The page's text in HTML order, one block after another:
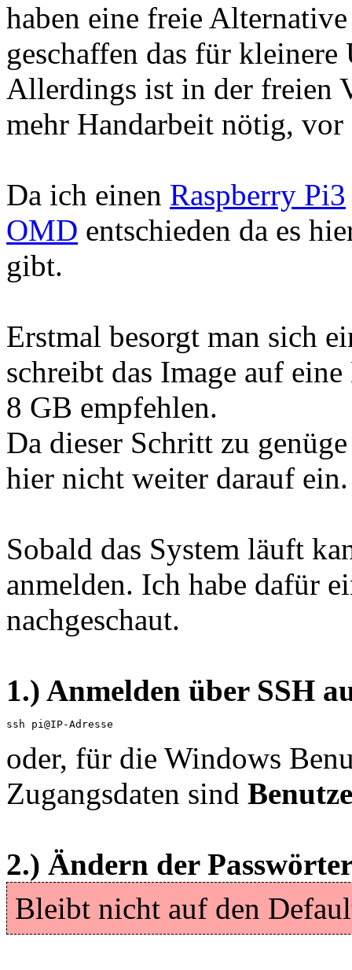
haben eine freie
geschaffen das für
Allerdings ist in der freien
mehr Handarbeit nötig,
Da ich einen Raspberry Pi3
OMD entschieden da es
gibt.
Erstmal besorgt man sich
schreibt das Image auf
8 GB empfehlen.
Da dieser Schritt zu
hier nicht weiter darauf ein.
Sobald das System läuft
anmelden. Ich habe dafür
nachgeschaut.
1.) Anmelden über SSH
ssh pi@IP-Adresse
oder, für die Windows
Zugangsdaten sind
2.) Ändern der
Bleibt nicht auf den